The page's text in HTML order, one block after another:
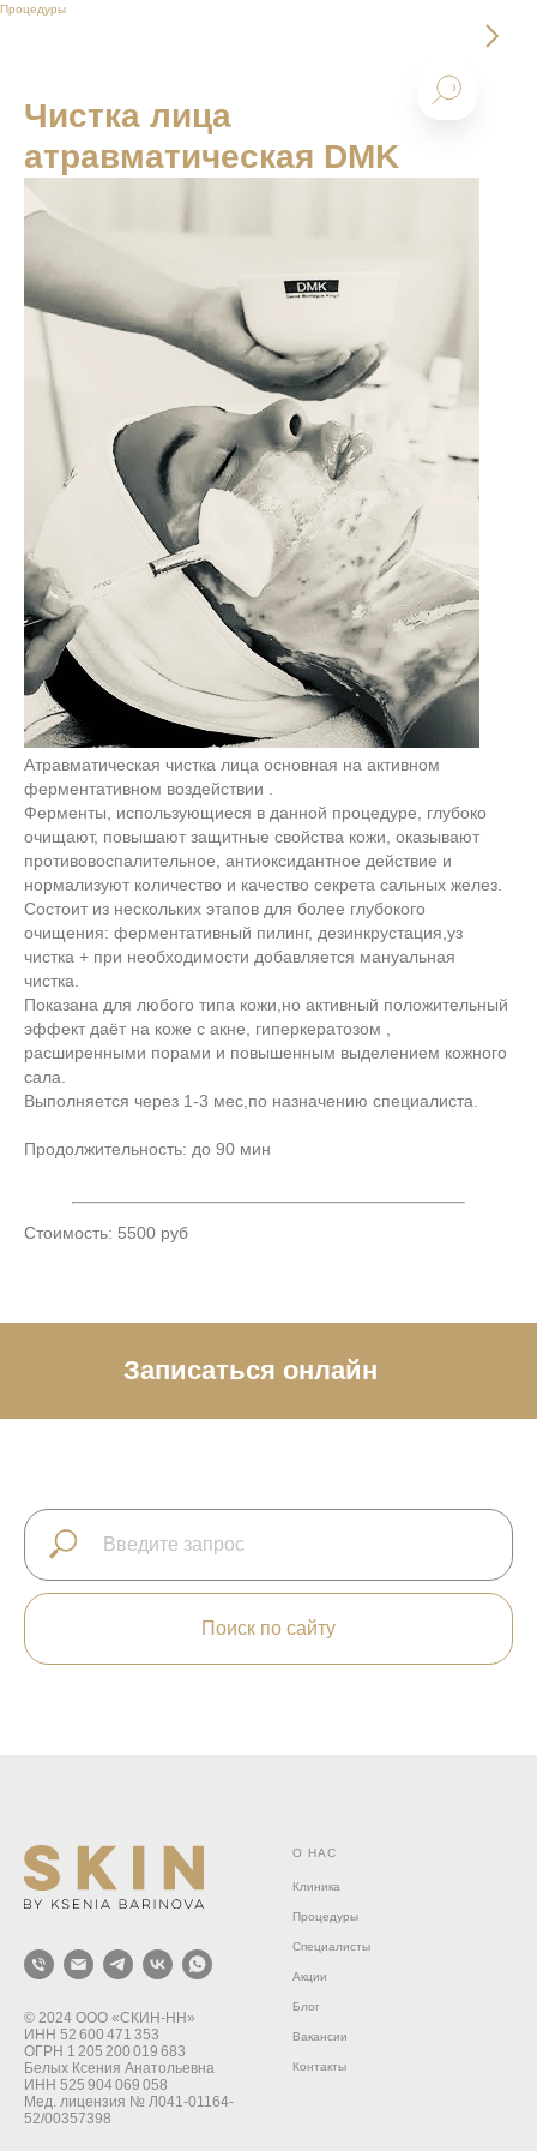
Процедуры
Чистка лица
атравматическая DMK
Атравматическая чистка лица основная на активном
ферментативном воздействии .
Ферменты, использующиеся в данной процедуре, глубоко
очищают, повышают защитные свойства кожи, оказывают
противовоспалительное, антиоксидантное действие и
нормализуют количество и качество секрета сальных желез.
Состоит из нескольких этапов для более глубокого
очищения: ферментативный пилинг, дезинкрустация,уз
чистка + при необходимости добавляется мануальная
чистка.
Показана для любого типа кожи,но активный положительный
эффект даёт на коже с акне, гиперкератозом ,
расширенными порами и повышенным выделением кожного
сала.
Выполняется через 1-3 мес,по назначению специалиста.
Продолжительность: до 90 мин
Стоимость: 5500 руб
Записаться онлайн
Поиск по сайту
© 2024 ООО «СКИН‑НН»
ИНН 52 600 471 353
ОГРН 1 205 200 019 683
Белых Ксения Анатольевна
ИНН 525 904 069 058
Мед. лицензия № Л041-01164-
52/00357398
О НАС
Клиника
Процедуры
Специалисты
Акции
Блог
Вакансии
Контакты